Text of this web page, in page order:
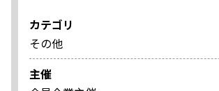
カテゴリ
その他
主催